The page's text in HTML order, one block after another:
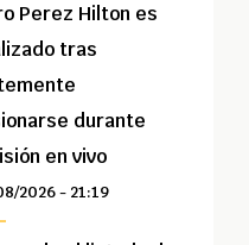
Perez Hilton es
tras
durante
en vivo
2026 - 21:19